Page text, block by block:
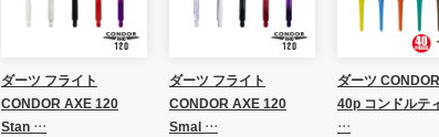
ダーツ フライト
CONDOR AXE 120
Stan …
ダーツ フライト
CONDOR AXE 120
Smal …
ダーツ
40p コンドルテ
…